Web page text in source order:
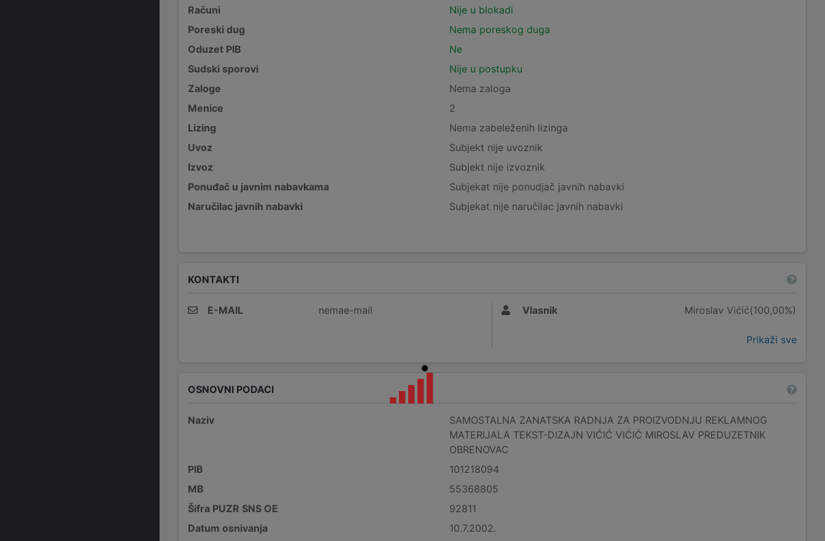
Računi
Nije u blokadi
Poreski dug
Nema poreskog duga
Oduzet PIB
Ne
Sudski sporovi
Nije u postupku
Zaloge
Nema zaloga
Menice
2
Lizing
Nema zabeleženih lizinga
Uvoz
Subjekt nije uvoznik
Izvoz
Subjekt nije izvoznik
Ponuđač u javnim nabavkama
Subjekat nije ponudjač javnih nabavki
Naručilac javnih nabavki
Subjekat nije naručilac javnih nabavki
KONTAKTI
E-MAIL nemae-mail Vlasnik Miroslav Vićić(100,00%)
Prikaži sve
OSNOVNI PODACI
Naziv
SAMOSTALNA ZANATSKA RADNJA ZA PROIZVODNJU REKLAMNOG
MATERIJALA TEKST-DIZAJN VIĆIĆ VIĆIĆ MIROSLAV PREDUZETNIK
OBRENOVAC
PIB
101218094
MB
55368805
Šifra PUZR SNS OE
92811
Datum osnivanja
10.7.2002.